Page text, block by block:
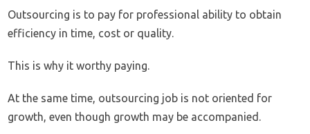
Outsourcing is to pay for professional ability to obtain
efficiency in time, cost or quality.
This is why it worthy paying.
At the same time, outsourcing job is not oriented for
growth, even though growth may be accompanied.